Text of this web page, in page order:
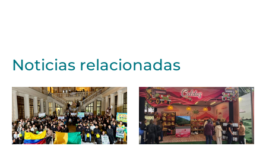
Noticias relacionadas